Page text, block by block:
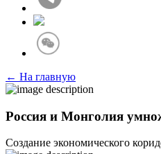
← На главную
Россия и Монголия
Создание экономического